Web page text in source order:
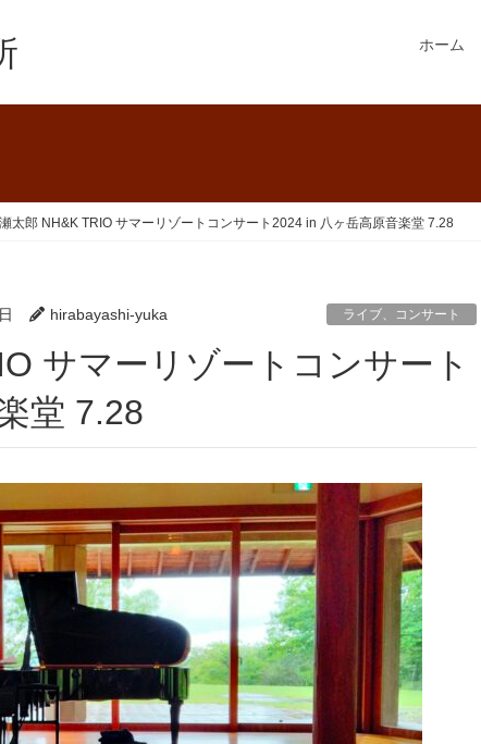
ホーム
太郎 NH&K TRIO サマーリゾートコンサート2024 in 八ヶ岳高原音楽堂 7.28
hirabayashi-yuka ライブ、コンサート
堂 7.28